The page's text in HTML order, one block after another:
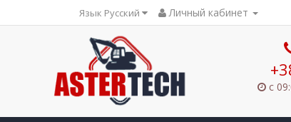
Язык Русский Личный кабинет
с